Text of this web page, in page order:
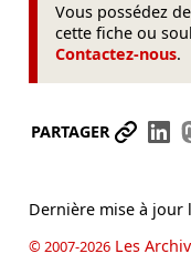
Vous possédez
cette fiche ou
Contactez-nous.
PARTAGER
Dernière mise à jour
© 2007-2026Les